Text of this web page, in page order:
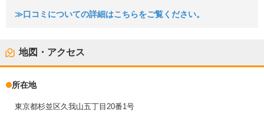
≫口コミについての詳細はこちらをご覧ください。
地図・アクセス
所在地
東京都杉並区久我山五丁目20番1号